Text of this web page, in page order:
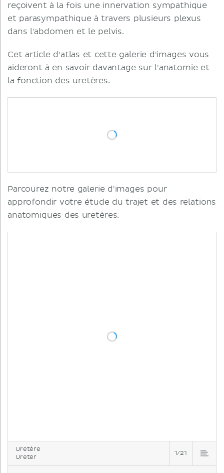
reçoivent à la fois une innervation sympathique
et parasympathique à travers plusieurs plexus
dans l'abdomen et le pelvis.
Cet article d'atlas et cette galerie d'images vous
aideront à en savoir davantage sur l'anatomie et
la fonction des uretères.
Parcourez notre galerie d'images pour
approfondir votre étude du trajet et des relations
anatomiques des uretères.
Uretère
Ureter
1/21